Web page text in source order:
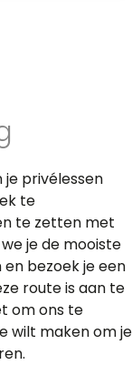
je privélessen
te
te zetten met
je de mooiste
bezoek je een
route is aan te
om ons te
wilt maken om je